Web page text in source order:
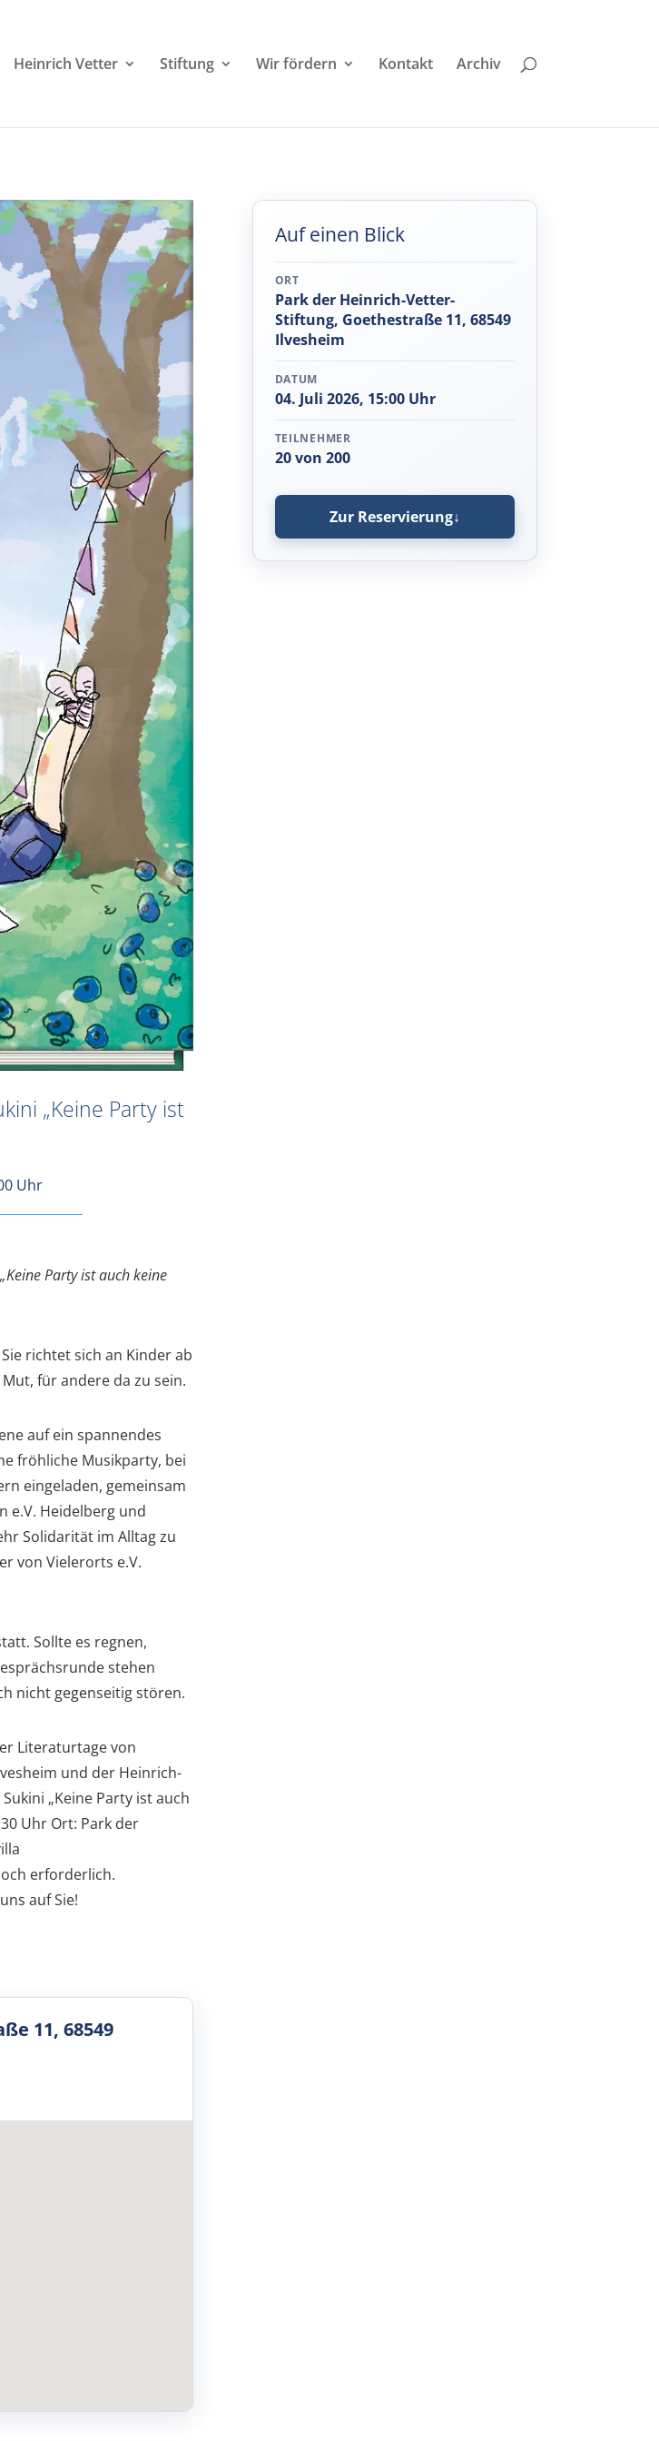
Heinrich Vetter Stiftung Wir fördern Kontakt Archiv
„Keine Party ist
Uhr
„Keine Party ist auch keine
richtet sich an Kinder ab
für andere da zu sein.
auf ein spannendes
fröhliche Musikparty, bei
eingeladen, gemeinsam
e.V. Heidelberg und
Solidarität im Alltag zu
von Vielerorts e.V.
Sollte es regnen,
stehen
nicht gegenseitig stören.
Literaturtage von
und der Heinrich-
„Keine Party ist auch
Uhr Ort: Park der
erforderlich.
auf Sie!
11, 68549
Auf einen Blick
ORT
Park der Heinrich-Vetter-
Stiftung, Goethestraße 11, 68549
Ilvesheim
DATUM
04. Juli 2026, 15:00 Uhr
TEILNEHMER
20 von 200
Zur Reservierung↓